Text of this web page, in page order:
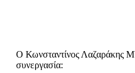
Ο Κωνσταντίνος Λαζαράκης
συνεργασία: